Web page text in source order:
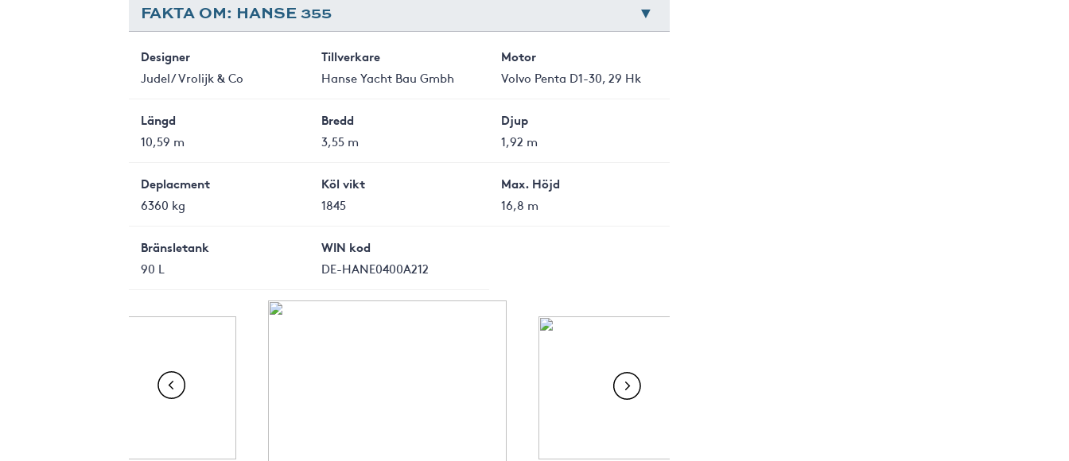
FAKTA OM: HANSE 355
Designer
Judel/ Vrolijk & Co
Tillverkare
Hanse Yacht Bau Gmbh
Motor
Volvo Penta D1-30, 29 Hk
Längd
10,59 m
Bredd
3,55 m
Djup
1,92 m
Deplacment
6360 kg
Köl vikt
1845
Max. Höjd
16,8 m
Bränsletank
90 L
WIN kod
DE-HANE0400A212